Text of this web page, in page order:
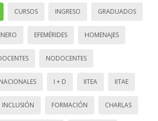
CURSOS INGRESO GRADUADOS
EFEMÉRIDES HOMENAJES
NODOCENTES
I + D IITEA IITAE
INCLUSIÓN FORMACIÓN CHARLAS